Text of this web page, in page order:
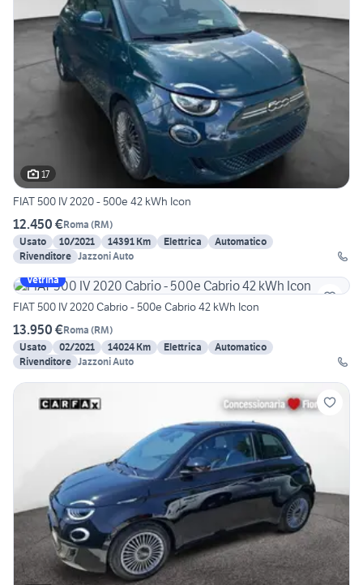
17
FIAT 500 IV 2020 - 500e 42 kWh Icon
12.450 €Roma (RM)
Usato
10/2021 14391 Km Elettrica
Automatico
Rivenditore Jazzoni Auto
Vetrina
FIAT 500 IV 2020 Cabrio - 500e Cabrio 42 kWh Icon
13.950 €Roma (RM)
Usato
02/2021 14024 Km Elettrica
Automatico
Rivenditore Jazzoni Auto